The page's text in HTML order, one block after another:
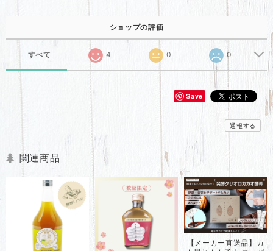
ショップの評価
すべて 4 0 0
Save
通報する
関連商品
【メーカー直送品】カ